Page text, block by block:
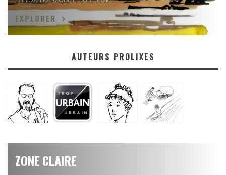
EXPLORER
AUTEURS PROLIXES
ZONE CLAIRE